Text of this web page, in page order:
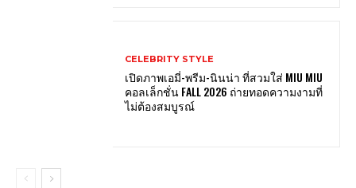
CELEBRITY STYLE
เปิดภาพเอมี่-พรีม-นินน่า ที่สวมใส่ MIU MIU
คอลเล็กชั่น FALL 2026 ถ่ายทอดความงามที่
ไม่ต้องสมบูรณ์